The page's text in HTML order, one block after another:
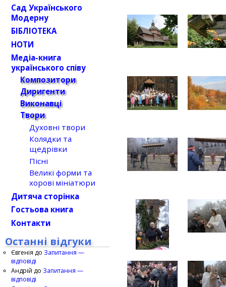
Сад Українського
Модерну
БІБЛІОТЕКА
НОТИ
Медіа-книга
українського співу
Композитори
Диригенти
Виконавці
Твори
Духовні твори
Колядки та
щедрівки
Пісні
Великі форми та
хорові мініатюри
Дитяча сторінка
Гостьова книга
Контакти
Останні відгуки
Євгенія до Запитання —
відповіді
Андрій до Запитання —
відповіді